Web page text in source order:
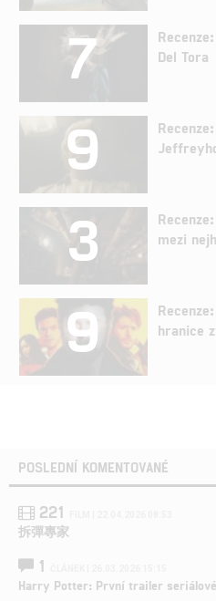
7
Del Tora
9
3
mezi
9
hranice
POSLEDNÍ KOMENTOVANÉ
221
拆彈專家
1
Harry Potter: První trailer